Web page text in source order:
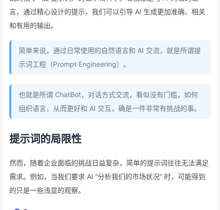
言，通过精心设计的提示，我们可以引导 AI 生成更加准确、相关
和有用的输出。
简单来说，通过日常使用的自然语言和 AI 交流，就是所谓提
示词工程（Prompt Engineering）。
也就是所谓 ChatBot，对话方式交流，看似没有门槛，如何
组织语言，从而更好和 AI 交互，确是一件非常有挑战的事。
提示词的局限性
然而，随着企业面临的挑战日益复杂，简单的提示词往往无法满足
需求。例如，当我们要求 AI “分析我们的市场状况” 时，可能得到
的只是一些浅显的观察。